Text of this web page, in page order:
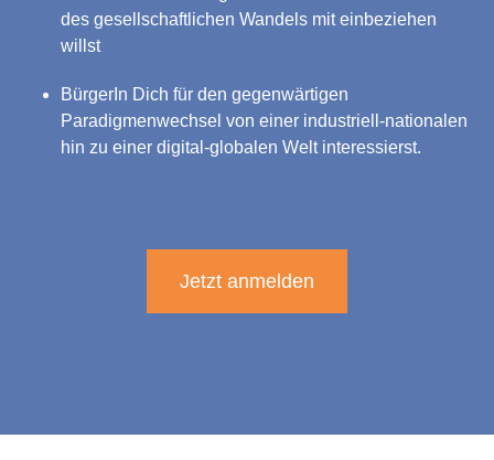
des gesellschaftlichen Wandels mit einbeziehen
willst
BürgerIn Dich für den gegenwärtigen
Paradigmenwechsel von einer industriell-nationalen
hin zu einer digital-globalen Welt interessierst.
Jetzt anmelden